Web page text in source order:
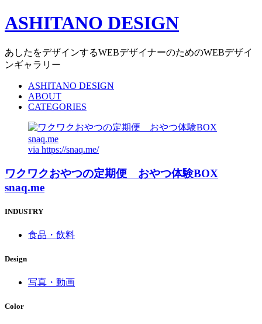
ASHITANO DESIGN
あしたをデザインするWEBデザイナーのためのWEBデザイ
ンギャラリー
ASHITANO DESIGN
ABOUT
CATEGORIES
via https://snaq.me/
ワクワクおやつの定期便 おやつ体験BOX
snaq.me
INDUSTRY
食品・飲料
Design
写真・動画
Color